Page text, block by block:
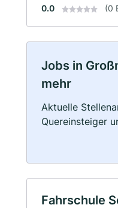
0.0 (0
Jobs in
mehr
Aktuelle
Quereinsteiger
Fahrschule